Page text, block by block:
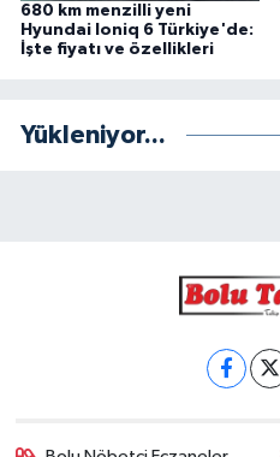
680 km menzilli yeni
Hyundai Ioniq 6 Türkiye'de:
İşte fiyatı ve özellikleri
Yükleniyor...